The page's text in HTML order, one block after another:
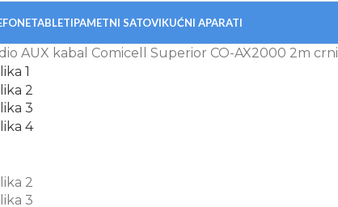
TABLETIPAMETNI SATOVIKUĆNI APARATI
AUX kabal Comicell Superior CO-AX2000 2m crni